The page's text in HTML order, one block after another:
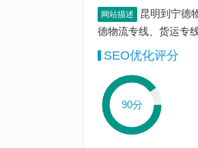
网站描述
昆明到宁德
德物流专线、货运专
SEO优化评分
90分